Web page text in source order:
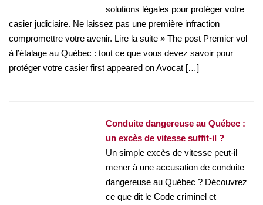
solutions légales pour protéger votre
casier judiciaire. Ne laissez pas une première infraction
compromettre votre avenir. Lire la suite » The post Premier vol
à l’étalage au Québec : tout ce que vous devez savoir pour
protéger votre casier first appeared on Avocat […]
Conduite dangereuse au Québec :
un excès de vitesse suffit-il ?
Un simple excès de vitesse peut-il
mener à une accusation de conduite
dangereuse au Québec ? Découvrez
ce que dit le Code criminel et